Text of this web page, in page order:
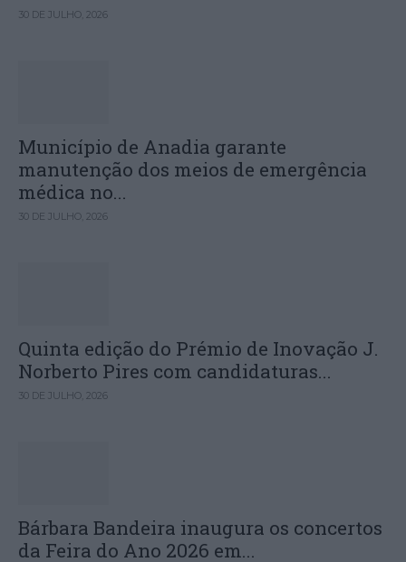
30 DE JULHO, 2026
Município de Anadia garante
manutenção dos meios de emergência
médica no...
30 DE JULHO, 2026
Quinta edição do Prémio de Inovação J.
Norberto Pires com candidaturas...
30 DE JULHO, 2026
Bárbara Bandeira inaugura os concertos
da Feira do Ano 2026 em...